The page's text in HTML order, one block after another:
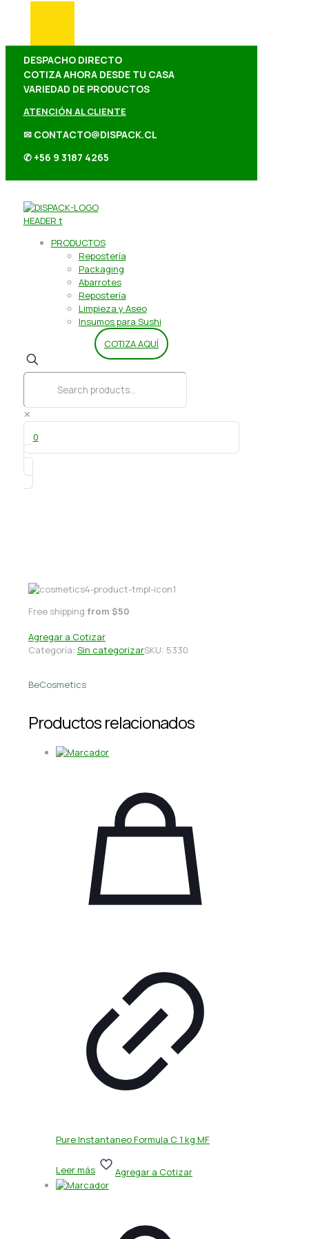
DESPACHO DIRECTO
COTIZA AHORA DESDE TU CASA
VARIEDAD DE PRODUCTOS
ATENCIÓN AL CLIENTE
✉ CONTACTO@DISPACK.CL
✆ +56 9 3187 4265
PRODUCTOS
Repostería
Packaging
Abarrotes
Repostería
Limpieza y Aseo
Insumos para Sushi
COTIZA AQUÍ
✕
0
Free shipping from $50
Agregar a Cotizar
Categoría: Sin categorizarSKU: 5330
BeCosmetics
Productos relacionados
Pure Instantaneo Formula C 1 kg MF
Leer más Agregar a Cotizar